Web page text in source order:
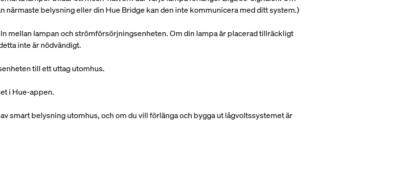
närmaste belysning eller din Hue Bridge kan den inte kommunicera med ditt system.)
mellan lampan och strömförsörjningsenheten. Om din lampa är placerad tillräckligt
inte är nödvändigt.
till ett uttag utomhus.
i Hue-appen.
smart belysning utomhus, och om du vill förlänga och bygga ut lågvoltssystemet är